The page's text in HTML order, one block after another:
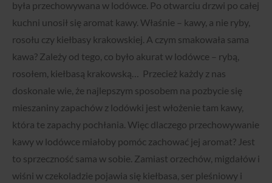
była przechowywana w lodówce. Po otwarciu drzwi po całej
kuchni unosił się aromat kawy. Właśnie – kawy, a nie ryby,
rosołu czy kiełbasy krakowskiej. A czym smakowała sama
kawa? Zależy od tego, co było akurat w lodówce – rybą,
rosołem, kiełbasą krakowską… Przecież każdy z nas
doskonale wie, że najlepszym sposobem na pozbycie się
mieszaniny zapachów z lodówki jest włożenie tam kawy,
która te zapachy pochłania. Więc dlaczego przechowywanie
kawy w lodówce miałoby pomóc zachować jej aromat? Jest
to sprzeczność sama w sobie. Zamiast orzechów, migdałów i
wiśni w czekoladzie pojawia się kiełbasa, ser pleśniowy i